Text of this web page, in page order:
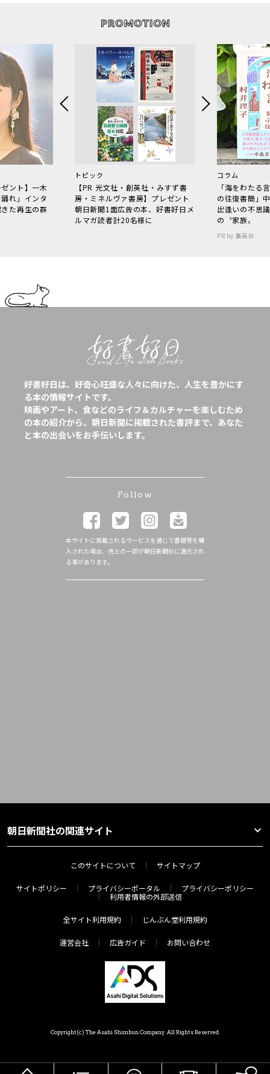
ント】一木
れ」インタ
た再生の群
トピック
【PR 光文社・創英社・みすず書
房・ミネルヴァ書房】プレゼント
朝日新聞1面広告の本、好書好日メ
ルマガ読者計20名様に
コラム
「海をわた
の往復書簡」
出逢いの不思
の〝家族〟
PR by 集英社
好書好日は、好奇心旺盛な人々に向けた、人生を豊かにす
る本の情報サイトです。
映画やアート、食などのライフ＆カルチャーを楽しむため
の本の紹介から、朝日新聞に掲載された書評まで、あなた
と本の出会いをお手伝いします。
Follow
本サイトに掲載されるサービスを通じて書籍等を購
入された場合、売上の一部が朝日新聞社に還元され
る事があります。
朝日新聞社の関連サイト
このサイトについて サイトマップ
サイトポリシー プライバシーポータル
プライバシーポリシー
利用者情報の外部送信
全サイト利用規約 じんぶん堂利用規約
運営会社 広告ガイド お問い合わせ
Copyright(c) The Asahi Shimbun Company. All Rights Reserved.